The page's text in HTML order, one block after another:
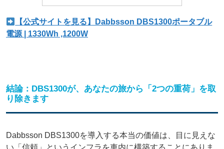
【公式サイトを見る】Dabbsson DBS1300ポータブル
電源 | 1330Wh ,1200W
結論：DBS1300が、あなたの旅から「2つの重荷」を取
り除きます
Dabbsson DBS1300を導入する本当の価値は、目に見えな